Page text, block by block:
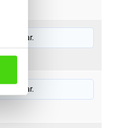
sichtbar.
sichtbar.